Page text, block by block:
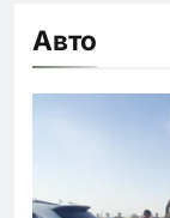
Авто